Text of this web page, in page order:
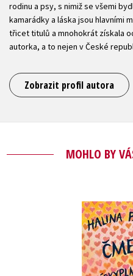
rodinu a psy, s nimiž se všemi
kamarádky a láska jsou hlavními
třicet titulů a mnohokrát získala
autorka, a to nejen v České
Zobrazit profil autora
MOHLO BY